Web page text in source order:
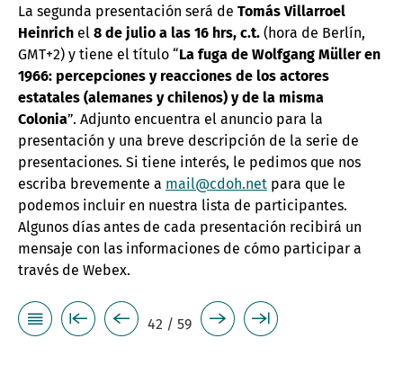
La segunda presentación será de Tomás Villarroel
Heinrich el 8 de julio a las 16 hrs, c.t. (hora de Berlín,
GMT+2) y tiene el título “La fuga de Wolfgang Müller en
1966: percepciones y reacciones de los actores
estatales (alemanes y chilenos) y de la misma
Colonia”. Adjunto encuentra el anuncio para la
presentación y una breve descripción de la serie de
presentaciones. Si tiene interés, le pedimos que nos
escriba brevemente a mail@cdoh.net para que le
podemos incluir en nuestra lista de participantes.
Algunos días antes de cada presentación recibirá un
mensaje con las informaciones de cómo participar a
través de Webex.
42 / 59